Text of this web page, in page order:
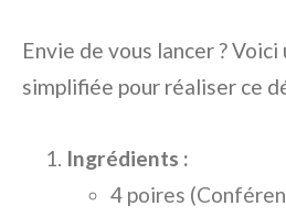
Envie de vous lancer ?
simplifiée pour réaliser ce
Ingrédients :
4 poires